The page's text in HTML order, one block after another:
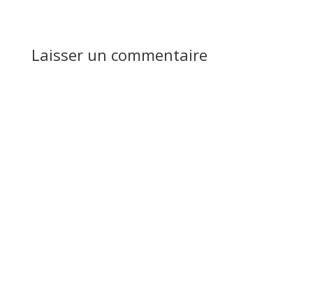
Laisser un commentaire